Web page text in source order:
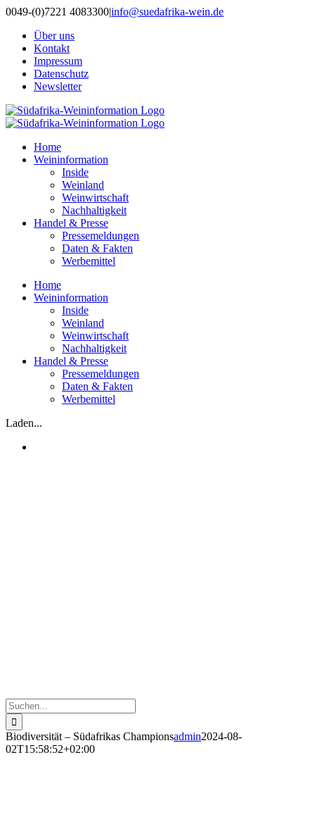
Zum
springen
0049-(0)7221 4083300|info@suedafrika-wein.de
Über uns
Kontakt
Impressum
Datenschutz
Newsletter
Home
Weininformation
Inside
Weinland
Weinwirtschaft
Nachhaltigkeit
Handel & Presse
Pressemeldungen
Daten & Fakten
Werbemittel
Home
Weininformation
Inside
Weinland
Weinwirtschaft
Nachhaltigkeit
Handel & Presse
Pressemeldungen
Daten & Fakten
Werbemittel
Laden...
Suche
nach:
Biodiversität – Südafrikas Championsadmin2024-08-
02T15:58:52+02:00